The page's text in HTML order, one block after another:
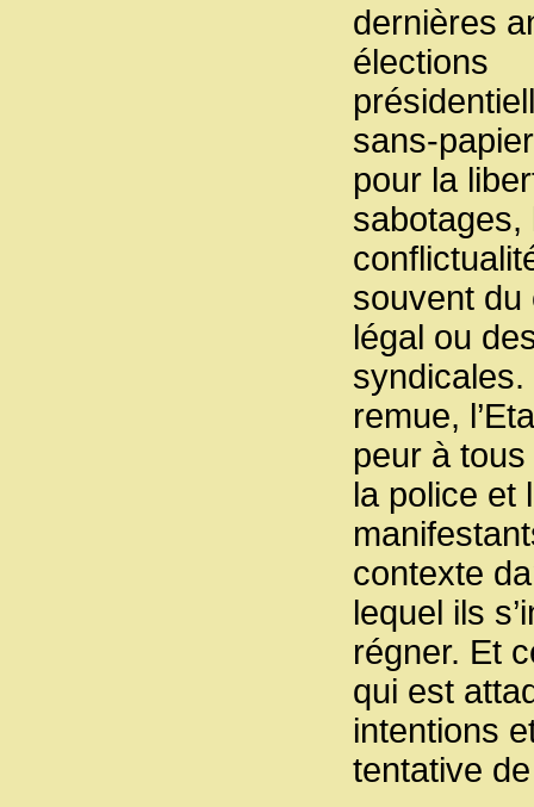
dernières
élections
sans-
pour la
sabotages,
souvent du
légal ou
remue,
peur à
la police et
contexte
lequel ils
régner. Et
qui est
intentions
tentative